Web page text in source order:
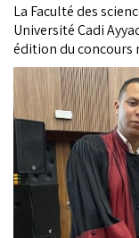
La Faculté des
Université Cadi
édition du concours
crimes financiers.
recherche en
faculté, cette
universitaires
de la simulation